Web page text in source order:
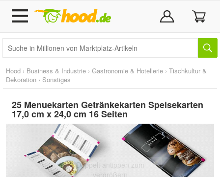
Hood › Business & Industrie › Gastronomie & Hotellerie › Tischkultur &
Dekoration › Sonstiges
25 Menuekarten Getränkekarten Speisekarten
17,0 cm x 24,0 cm 16 Seiten
Doppelt antippen zum
vergrößern